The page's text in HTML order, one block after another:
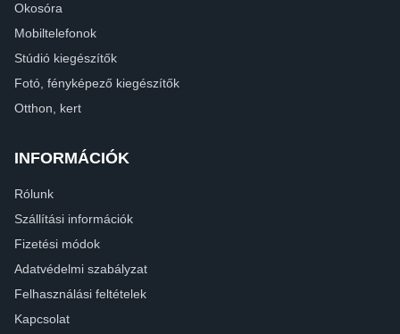
Okosóra
Mobiltelefonok
Stúdió kiegészítők
Fotó, fényképező kiegészítők
Otthon, kert
INFORMÁCIÓK
Rólunk
Szállítási információk
Fizetési módok
Adatvédelmi szabályzat
Felhasználási feltételek
Kapcsolat